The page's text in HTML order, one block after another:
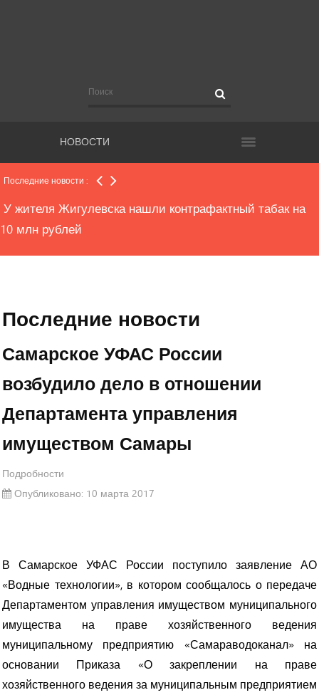
НОВОСТИ
Последние новости :
На ступеньках здания правительства области устроят
Еще 660 кг помидор раздавили трактором в области
У жителя Жигулевска нашли контрафактный табак на
10 млн рублей
В Самаре экстренно сел самолет Москва-Фергана
В каждом районе Самары появится по несколько
десятков новых чиновников
ДТП в Приволжском районе: есть погибший и четверо
пострадавших, среди них — дети
ТГУ стал опорным вузом. Ему уже пообещали дотации
10% льготников области не получат компенсацию за
коммуналку
В Самаре в ДТП попала маршрутка, пострадали три
пассажира
Последние новости
Самарское УФАС России
возбудило дело в отношении
Департамента управления
имуществом Самары
Подробности
Опубликовано: 10 марта 2017
В Самарское УФАС России поступило заявление АО
«Водные технологии», в котором сообщалось о передаче
Департаментом управления имуществом муниципального
имущества на праве хозяйственного ведения
муниципальному предприятию «Самараводоканал» на
основании Приказа «О закреплении на праве
хозяйственного ведения за муниципальным предприятием